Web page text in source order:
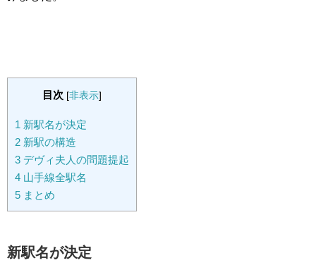
目次 [非表示]
1 新駅名が決定
2 新駅の構造
3 デヴィ夫人の問題提起
4 山手線全駅名
5 まとめ
新駅名が決定